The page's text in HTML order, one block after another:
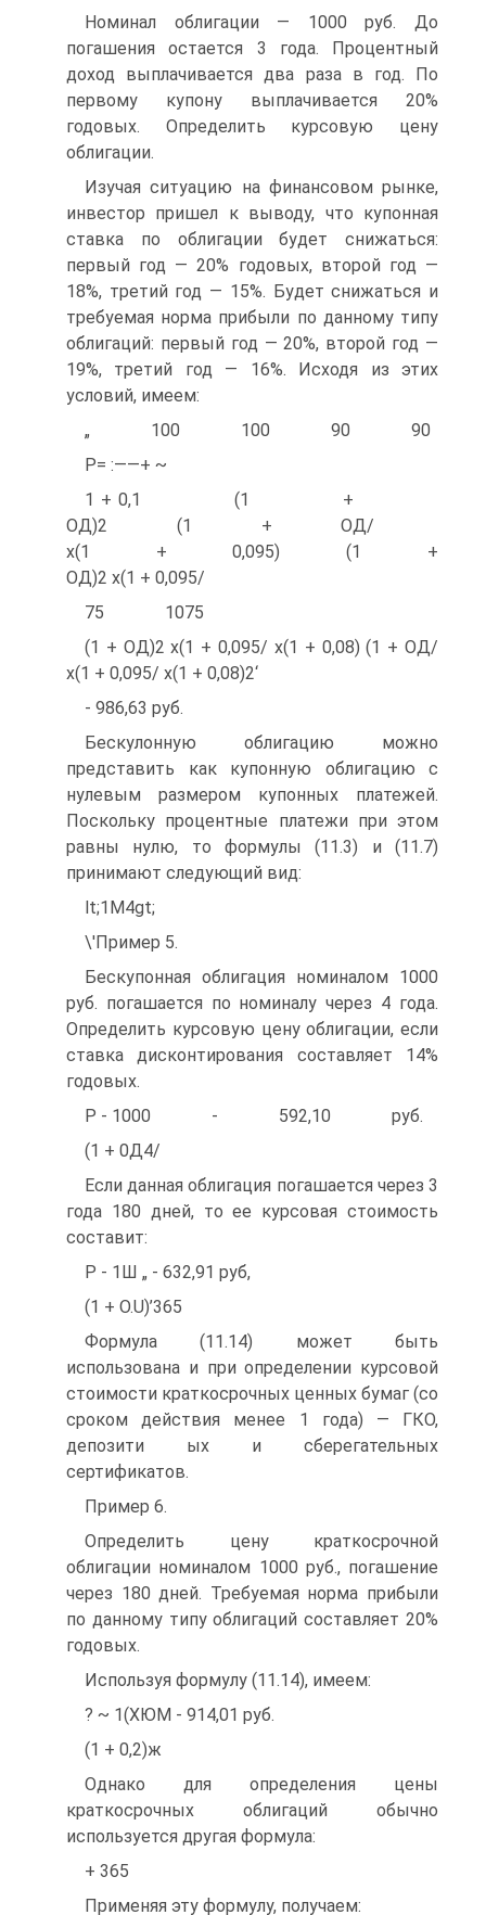
Номинал облигации — 1000 руб. До
погашения остается 3 года. Процентный
доход выплачивается два раза в год. По
первому купону выплачивается 20%
годовых. Определить курсовую цену
облигации.
Изучая ситуацию на финансовом рынке,
инвестор пришел к выводу, что купонная
ставка по облигации будет снижаться:
первый год — 20% годовых, второй год —
18%, третий год — 15%. Будет снижаться и
требуемая норма прибыли по данному типу
облигаций: первый год — 20%, второй год —
19%, третий год — 16%. Исходя из этих
условий, имеем:
„ 100 100 90 90
Р= :——+ ~
1 + 0,1 (1 +
ОД)2 (1 + ОД/
х(1 + 0,095) (1 +
ОД)2 х(1 + 0,095/
75 1075
(1 + ОД)2 х(1 + 0,095/ х(1 + 0,08) (1 + ОД/
х(1 + 0,095/ х(1 + 0,08)2‘
- 986,63 руб.
Бескулонную облигацию можно
представить как купонную облигацию с
нулевым размером купонных платежей.
Поскольку процентные платежи при этом
равны нулю, то формулы (11.3) и (11.7)
принимают следующий вид:
lt;1М4gt;
\'Пример 5.
Бескупонная облигация номиналом 1000
руб. погашается по номиналу через 4 года.
Определить курсовую цену облигации, если
ставка дисконтирования составляет 14%
годовых.
Р - 1000 - 592,10 руб.
(1 + 0Д4/
Если данная облигация погашается через 3
года 180 дней, то ее курсовая стоимость
составит:
Р - 1Ш „ - 632,91 руб,
(1 + O.U)’365
Формула (11.14) может быть
использована и при определении курсовой
стоимости краткосрочных ценных бумаг (со
сроком действия менее 1 года) — ГКО,
депозити ых и сберегательных
сертификатов.
Пример 6.
Определить цену краткосрочной
облигации номиналом 1000 руб., погашение
через 180 дней. Требуемая норма прибыли
по данному типу облигаций составляет 20%
годовых.
Используя формулу (11.14), имеем:
? ~ 1(ХЮМ - 914,01 руб.
(1 + 0,2)ж
Однако для определения цены
краткосрочных облигаций обычно
используется другая формула:
+ 365
Применяя эту формулу, получаем: